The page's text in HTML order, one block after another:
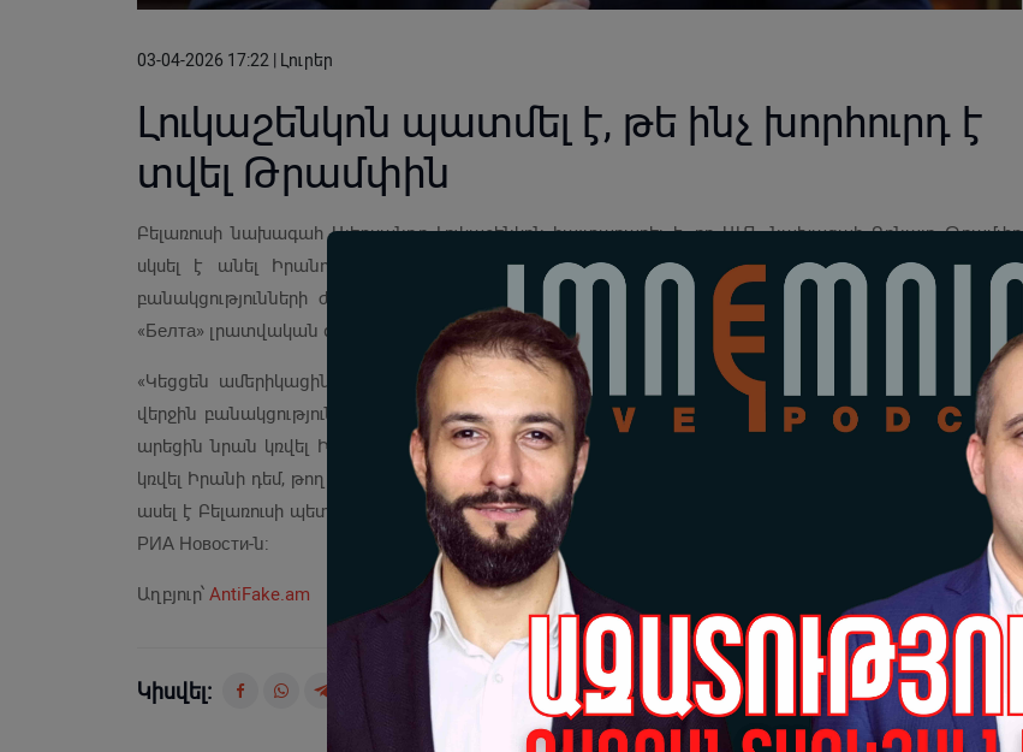
03-04-2026 17:22 | Լուրեր
Լուկաշենկոն պատմել է, թե ինչ խորհուրդ է
տվել Թրամփին
Բելառուսի նախագահ Ալեքսանդր Լուկաշենկոն հայտարարել է, որ ԱՄՆ նախագահ Դոնալդ Թրամփը
սկսել է անել Իրանում այն, ինչը Լուկաշենկոն խորհուրդ էր տվել ամերիկացիների հետ վերջին
բանակցությունների ժամանակ՝ թողնել Իսրայելին կռվել Իրանի դեմ, ապա հեռանալ, հաղորդում է
«Белта» լրատվական գործակալությունը։
«Կեցցեն ամերիկացիները: Նրանք սկսեցին անել այն, ինչ ես խորհուրդ տվեցի Թրամփին անել մեր
վերջին բանակցությունների ժամանակ։ Այսօր կարող եմ ձեզ ասել։ Իսրայելցիները եկան նրա մոտ… կոչ
արեցին նրան կռվել Իրանի դեմ։ Նա գնաց։ Ի՞նչ անել հիմա։ Ես նրանց ասում եմ. «Իսրայելը ուզում էր
կռվել Իրանի դեմ, թող կռվեն։ Թող կռվեն։ Ինչո՞ւ եք միջամտում։ Դուք այնտեղ կթաղեք ձեր ժողովրդին»,-
ասել է Բելառուսի պետության ղեկավարը Մինսկում նոր պոլիկլինիկայի բացման ժամանակ, մեջբերում է
РИА Новости-ն:
Աղբյուր՝ AntiFake.am
Կիսվել: